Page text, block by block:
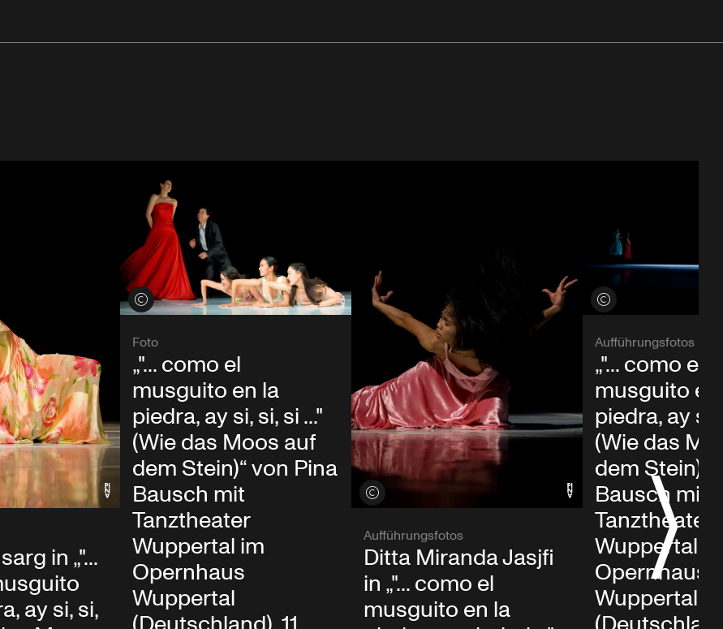
in „"...
ay si, si,
Credits öffnen
Foto
„"... como el
musguito en la
piedra, ay si, si, si ..."
(Wie das Moos auf
dem Stein)“ von Pina
Bausch mit
Tanztheater
Wuppertal im
Opernhaus
Wuppertal
Credits öffnen
Aufführungsfotos
Ditta Miranda Jasjfi
in „"... como el
musguito en la
Credits öffnen
Aufführungsfotos
„"... como el
musguito
piedra, ay si,
(Wie das
dem Stein)“
Bausch mit
Tanztheater
Wuppertal
Opernhaus
Wuppertal